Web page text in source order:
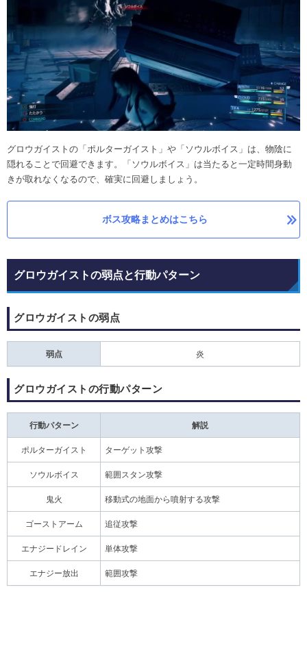
グロウガイストの「ポルターガイスト」や「ソウルボイス」は、物陰に
隠れることで回避できます。「ソウルボイス」は当たると一定時間身動
きが取れなくなるので、確実に回避しましょう。
ボス攻略まとめはこちら
グロウガイストの弱点と行動パターン
グロウガイストの弱点
弱点 炎
グロウガイストの行動パターン
行動パターン 解説
ポルターガイスト ターゲット攻撃
ソウルボイス 範囲スタン攻撃
鬼火 移動式の地面から噴射する攻撃
ゴーストアーム 追従攻撃
エナジードレイン 単体攻撃
エナジー放出 範囲攻撃